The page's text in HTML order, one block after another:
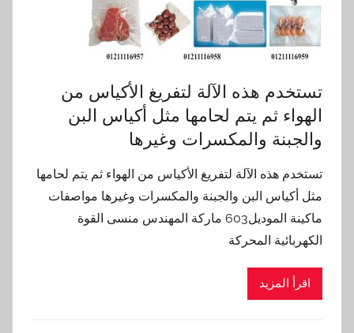
تستخدم هذه الآلة لتفريغ الأكياس من
الهواء ثم يتم لحامها مثل أكياس البن
والجبنة والمكسرات وغيرها
تستخدم هذه الآلة لتفريغ الأكياس من الهواء ثم يتم لحامها
مثل أكياس البن والجبنة والمكسرات وغيرها مواصفات
ماكينة الموديل603 ماركة المهندس منسى القوة
الكهربائية المحركة
اقرأ المزيد